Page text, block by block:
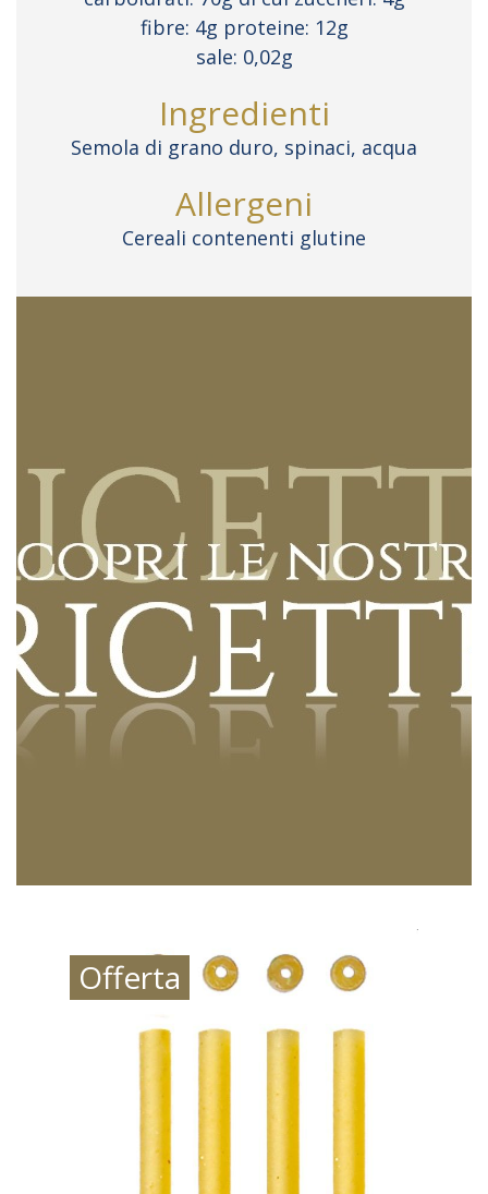
fibre: 4g proteine: 12g
sale: 0,02g
Ingredienti
Semola di grano duro, spinaci, acqua
Allergeni
Cereali contenenti glutine
Offerta